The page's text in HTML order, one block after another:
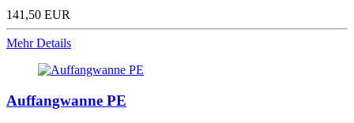
141,50 EUR
Mehr Details
Auffangwanne PE